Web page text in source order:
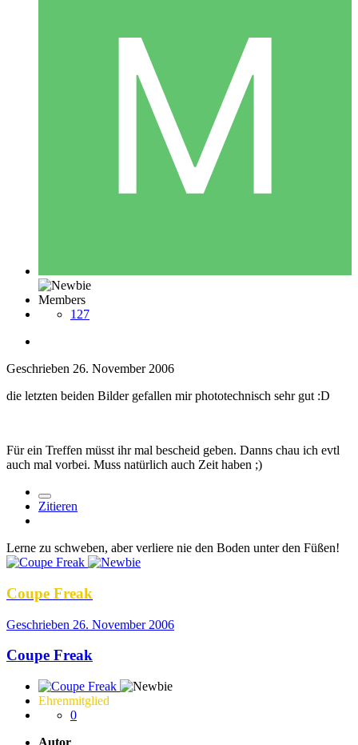
Members
127
Geschrieben 26. November 2006
die letzten beiden Bilder gefallen mir phototechnisch sehr gut :D
Für ein Treffen müsst ihr mal bescheid geben. Danns chau ich evtl
auch mal vorbei. Muss natürlich auch Zeit haben ;)
Zitieren
Lerne zu schweben, aber verliere nie den Boden unter den Füßen!
Coupe Freak
Geschrieben 26. November 2006
Coupe Freak
Ehrenmitglied
0
Autor